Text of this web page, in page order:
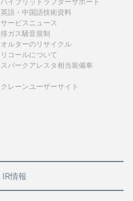
ハイブリッドラフターサポート
英語・中国語技術資料
サービスニュース
排ガス騒音規制
オルターのリサイクル
リコールについて
スパークアレスタ相当装備車
クレーンユーザーサイト
IR情報